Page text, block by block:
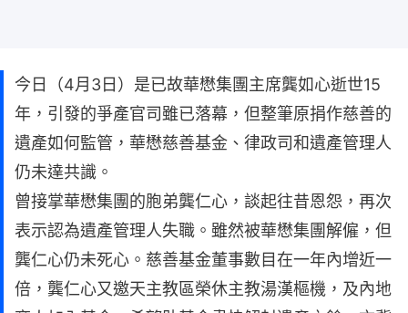
今日（4月3日）是已故華懋集團主席龔如心逝世15
年，引發的爭產官司雖已落幕，但整筆原捐作慈善的
遺產如何監管，華懋慈善基金、律政司和遺產管理人
仍未達共識。
曾接掌華懋集團的胞弟龔仁心，談起往昔恩怨，再次
表示認為遺產管理人失職。雖然被華懋集團解僱，但
龔仁心仍未死心。慈善基金董事數目在一年內增近一
倍，龔仁心又邀天主教區榮休主教湯漢樞機，及內地